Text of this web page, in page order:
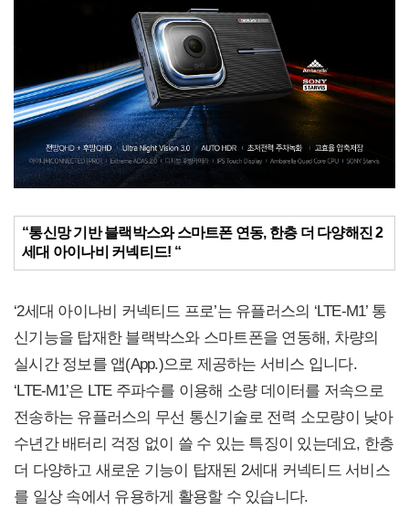
“통신망 기반 블랙박스와 스마트폰 연동, 한층 더 다양해진 2
세대 아이나비 커넥티드! “
‘2세대 아이나비 커넥티드 프로’는 유플러스의 ‘LTE-M1’ 통
신기능을 탑재한 블랙박스와 스마트폰을 연동해, 차량의
실시간 정보를 앱(App.)으로 제공하는 서비스 입니다.
‘LTE-M1’은 LTE 주파수를 이용해 소량 데이터를 저속으로
전송하는 유플러스의 무선 통신기술로 전력 소모량이 낮아
수년간 배터리 걱정 없이 쓸 수 있는 특징이 있는데요, 한층
더 다양하고 새로운 기능이 탑재된 2세대 커넥티드 서비스
를 일상 속에서 유용하게 활용할 수 있습니다.